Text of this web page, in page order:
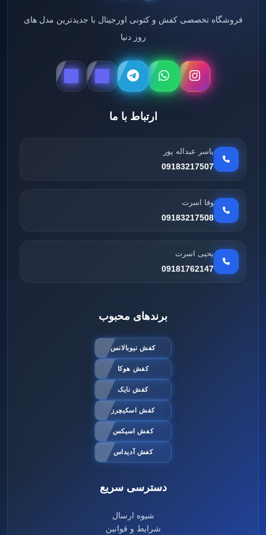
فروشگاه تخصصی کفش و کتونی اورجینال با جدیدترین مدل های
روز دنیا
ارتباط با ما
یاسر عبداله پور
09183217507
وفا اسرت
09183217508
یحیی اسرت
09181762147
برندهای محبوب
کفش نیوبالانس
کفش هوکا
کفش نایک
کفش اسکیچرز
کفش اسیکس
کفش آدیداس
دسترسی سریع
شیوه ارسال
شرایط و قوانین